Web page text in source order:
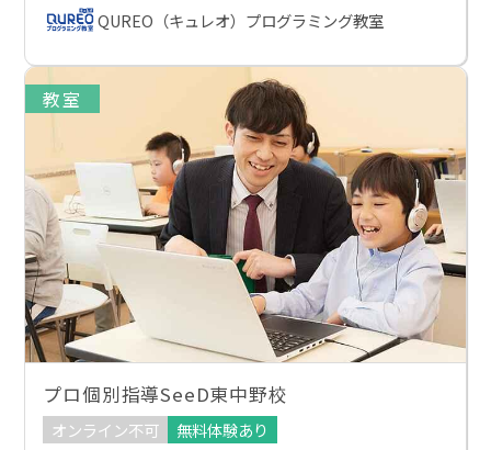
QUREO（キュレオ）プログラミング教室
教室
プロ個別指導SeeD東中野校
オンライン不可
無料体験あり